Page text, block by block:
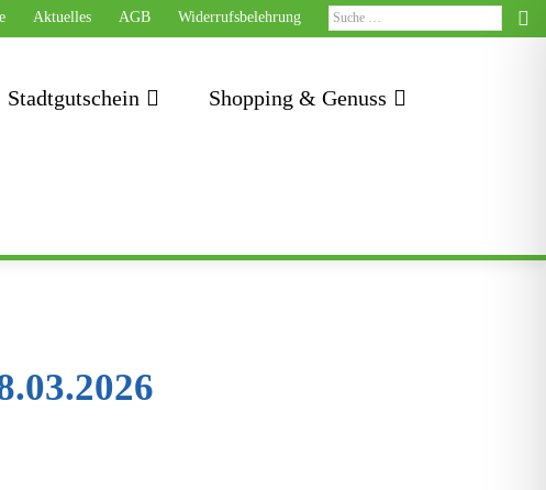
Widerrufsbelehrung
AGB
Aktuelles
Stadtgutschein Shopping & Genuss